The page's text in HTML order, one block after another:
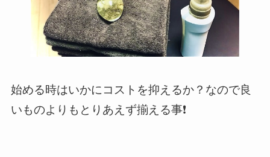
始める時はいかにコストを抑えるか？なので良
いものよりもとりあえず揃える事❗️